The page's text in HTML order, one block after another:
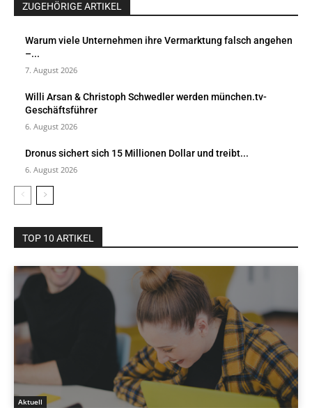
ZUGEHÖRIGE ARTIKEL
Warum viele Unternehmen ihre Vermarktung falsch angehen
–...
7. August 2026
Willi Arsan & Christoph Schwedler werden münchen.tv-
Geschäftsführer
6. August 2026
Dronus sichert sich 15 Millionen Dollar und treibt...
6. August 2026
TOP 10 ARTIKEL
Aktuell